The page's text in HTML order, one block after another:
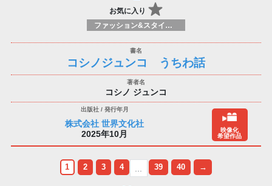
お気に入り
ファッション&スタイルガイド
コシノジュンコ うちわ話
コシノ ジュンコ
株式会社 世界文化社
2025年10月
映像化
希望作品
1 2 3 4 39 40 →